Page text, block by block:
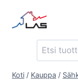
sisältöön
Etsi:
Koti / Kauppa /